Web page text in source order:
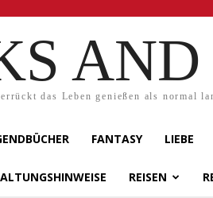
AND
das Leben genießen als normal
FANTASY LIEBE
REISEN